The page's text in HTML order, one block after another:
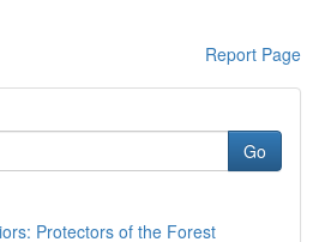
Report Page
Go
Protectors of the Forest